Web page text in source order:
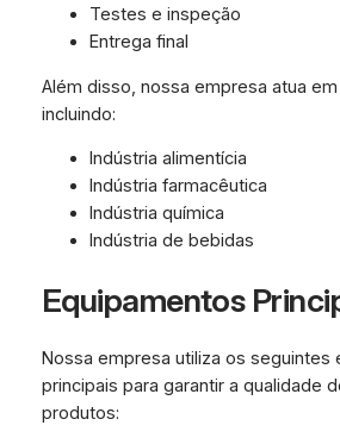
Testes e inspeção
Entrega final
Além disso, nossa empresa atua
incluindo:
Indústria alimentícia
Indústria farmacêutica
Indústria química
Indústria de bebidas
Equipamentos
Nossa empresa utiliza os seguintes
principais para garantir a qualidade
produtos: